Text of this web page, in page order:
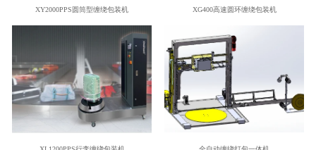
XY2000PPS圆筒型缠绕包装机 XG400高速圆环缠绕包装机